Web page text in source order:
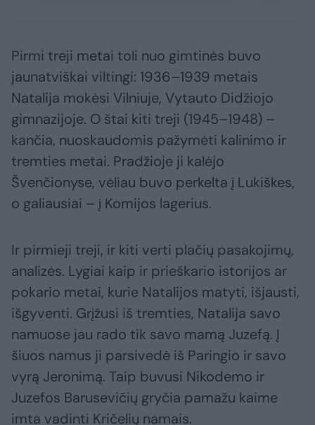
Pirmi treji metai toli nuo gimtinės buvo
jaunatviškai viltingi: 1936–1939 metais
Natalija mokėsi Vilniuje, Vytauto Didžiojo
gimnazijoje. O štai kiti treji (1945–1948) –
kančia, nuoskaudomis pažymėti kalinimo ir
tremties metai. Pradžioje ji kalėjo
Švenčionyse, vėliau buvo perkelta į Lukiškes,
o galiausiai – į Komijos lagerius.
Ir pirmieji treji, ir kiti verti plačių pasakojimų,
analizės. Lygiai kaip ir prieškario istorijos ar
pokario metai, kurie Natalijos matyti, išjausti,
išgyventi. Grįžusi iš tremties, Natalija savo
namuose jau rado tik savo mamą Juzefą. Į
šiuos namus ji parsivedė iš Paringio ir savo
vyrą Jeronimą. Taip buvusi Nikodemo ir
Juzefos Barusevičių gryčia pamažu kaime
imta vadinti Kričelių namais.